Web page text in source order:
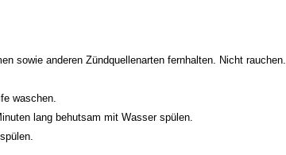
sowie anderen Zündquellenarten fernhalten. Nicht rauchen.
waschen.
lang behutsam mit Wasser spülen.